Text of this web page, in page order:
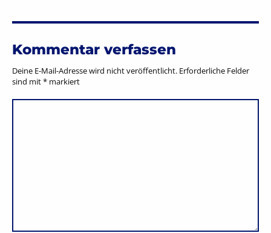
Kommentar verfassen
Deine E-Mail-Adresse wird nicht veröffentlicht. Erforderliche Felder
sind mit* markiert